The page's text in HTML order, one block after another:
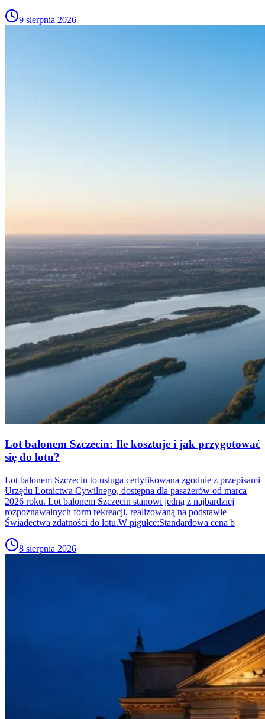
9 sierpnia 2026
Lot balonem Szczecin: Ile kosztuje i jak przygotować
się do lotu?
Lot balonem Szczecin to usługa certyfikowana zgodnie z przepisami
Urzędu Lotnictwa Cywilnego, dostępna dla pasażerów od marca
2026 roku. Lot balonem Szczecin stanowi jedną z najbardziej
rozpoznawalnych form rekreacji, realizowaną na podstawie
Świadectwa zdatności do lotu.W pigułce:Standardowa cena b
8 sierpnia 2026